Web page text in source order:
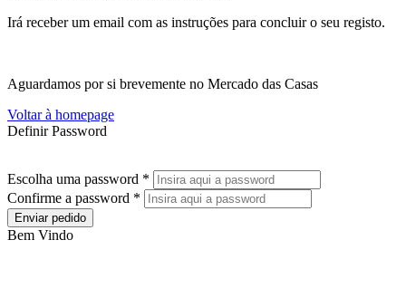
Irá receber um email com as instruções para concluir o seu registo.
Aguardamos por si brevemente no Mercado das Casas
Voltar à homepage
Definir Password
Escolha uma password *
Confirme a password *
Enviar pedido
Bem Vindo